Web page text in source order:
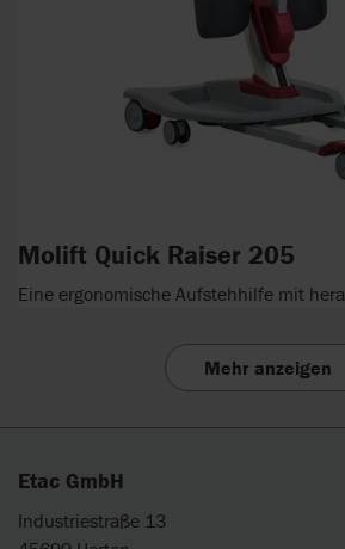
Molift Quick Raiser 205
Eine ergonomische Aufstehhilfe mit
Mehr anzeigen
Etac GmbH
Industriestraße 13